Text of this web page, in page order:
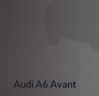
Audi A6 Avant